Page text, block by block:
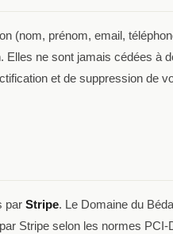
(nom, prénom, email,
Elles ne sont jamais cédées à
et de suppression de
par Stripe. Le Domaine du
Stripe selon les normes PCI-